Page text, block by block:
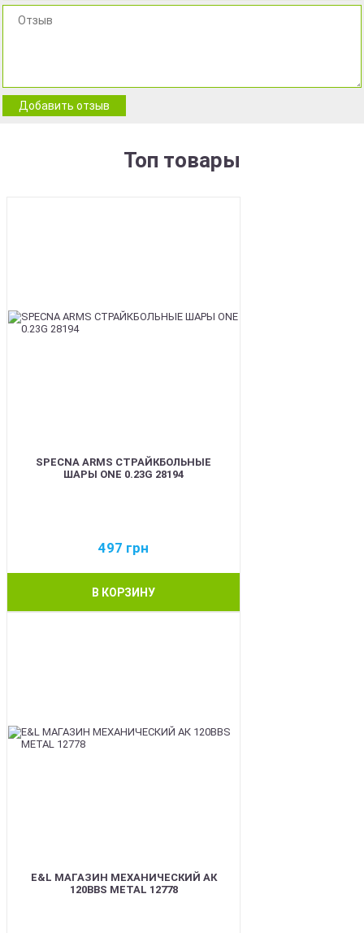
Добавить отзыв
Топ товары
SPECNA ARMS СТРАЙКБОЛЬНЫЕ
ШАРЫ ONE 0.23G 28194
497 грн
В КОРЗИНУ
E&L МАГАЗИН МЕХАНИЧЕСКИЙ АК
120BBS METAL 12778